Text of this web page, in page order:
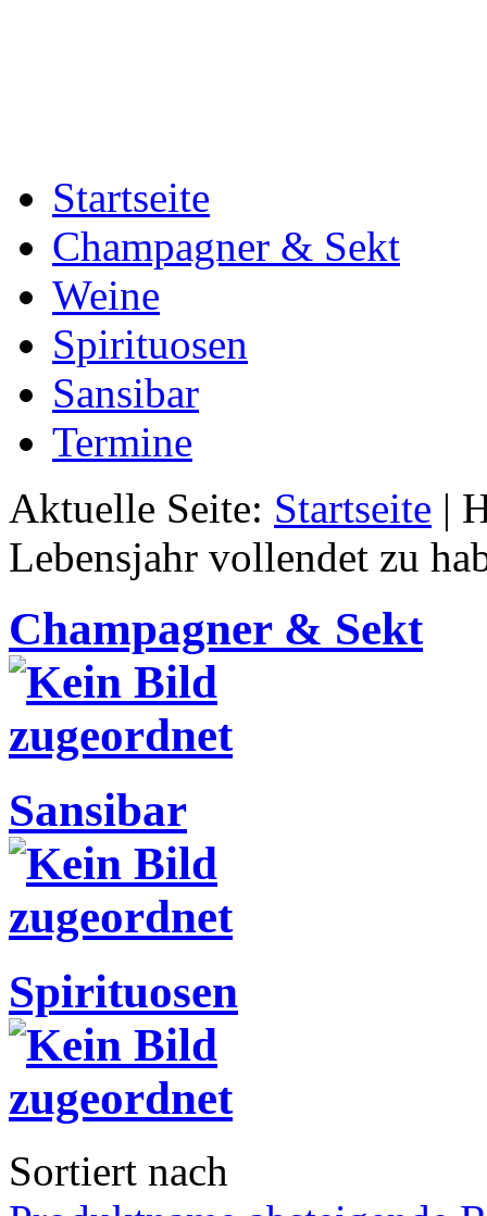
Startseite
Champagner & Sekt
Weine
Spirituosen
Sansibar
Termine
Aktuelle Seite: Startseite |
Lebensjahr vollendet zu
Champagner & Sekt
Sansibar
Spirituosen
Sortiert nach